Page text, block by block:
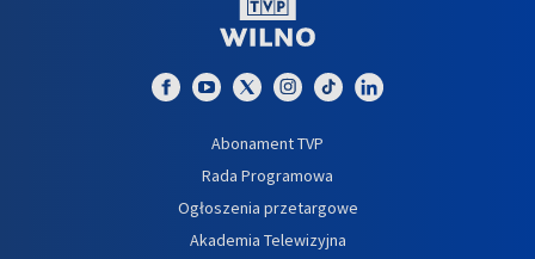
Abonament TVP
Rada Programowa
Ogłoszenia przetargowe
Akademia Telewizyjna